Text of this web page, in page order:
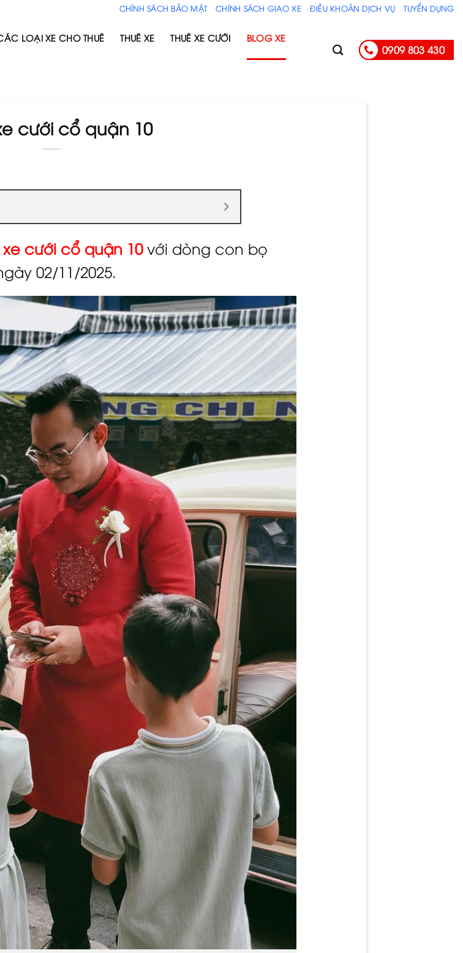
CHÍNH SÁCH BẢO MẬT CHÍNH SÁCH GIAO XE ĐIỀU KHOẢN DỊCH VỤ TUYỂN DỤNG
LOẠI XE CHO THUÊ THUÊ XE THUÊ XE CƯỚI BLOG XE
0909 803 430
cưới cổ quận 10
cưới cổ quận 10với dòng con bọ
02/11/2025.